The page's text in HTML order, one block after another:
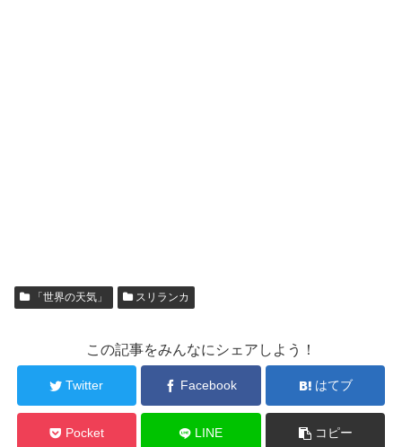
「世界の天気」 スリランカ
この記事をみんなにシェアしよう！
Twitter Facebook はてブ
Pocket LINE コピー